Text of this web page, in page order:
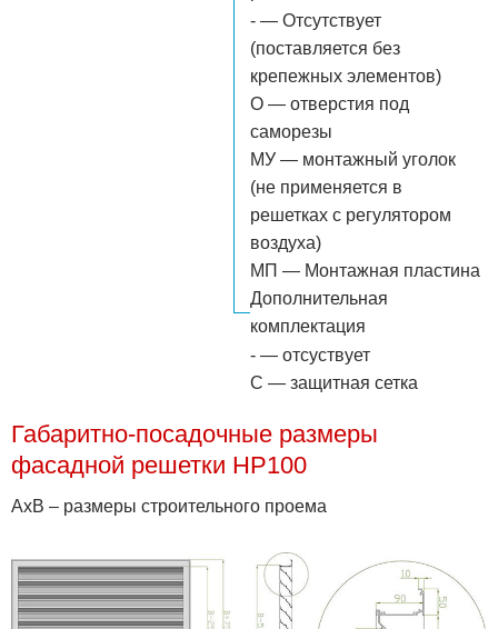
- — Отсутствует
(поставляется без
крепежных элементов)
О — отверстия под
саморезы
МУ — монтажный уголок
(не применяется в
решетках с регулятором
воздуха)
МП — Монтажная пластина
Дополнительная
комплектация
- — отсуствует
С — защитная сетка
Габаритно-посадочные размеры
фасадной решетки НР100
АхВ – размеры строительного проема